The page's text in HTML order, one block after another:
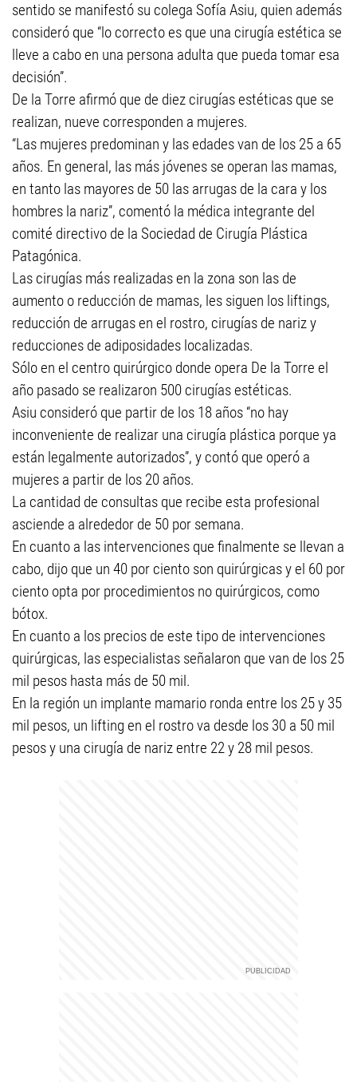
sentido se manifestó su colega Sofía Asiu, quien además
consideró que “lo correcto es que una cirugía estética se
lleve a cabo en una persona adulta que pueda tomar esa
decisión”.
De la Torre afirmó que de diez cirugías estéticas que se
realizan, nueve corresponden a mujeres.
“Las mujeres predominan y las edades van de los 25 a 65
años. En general, las más jóvenes se operan las mamas,
en tanto las mayores de 50 las arrugas de la cara y los
hombres la nariz”, comentó la médica integrante del
comité directivo de la Sociedad de Cirugía Plástica
Patagónica.
Las cirugías más realizadas en la zona son las de
aumento o reducción de mamas, les siguen los liftings,
reducción de arrugas en el rostro, cirugías de nariz y
reducciones de adiposidades localizadas.
Sólo en el centro quirúrgico donde opera De la Torre el
año pasado se realizaron 500 cirugías estéticas.
Asiu consideró que partir de los 18 años “no hay
inconveniente de realizar una cirugía plástica porque ya
están legalmente autorizados”, y contó que operó a
mujeres a partir de los 20 años.
La cantidad de consultas que recibe esta profesional
asciende a alrededor de 50 por semana.
En cuanto a las intervenciones que finalmente se llevan a
cabo, dijo que un 40 por ciento son quirúrgicas y el 60 por
ciento opta por procedimientos no quirúrgicos, como
bótox.
En cuanto a los precios de este tipo de intervenciones
quirúrgicas, las especialistas señalaron que van de los 25
mil pesos hasta más de 50 mil.
En la región un implante mamario ronda entre los 25 y 35
mil pesos, un lifting en el rostro va desde los 30 a 50 mil
pesos y una cirugía de nariz entre 22 y 28 mil pesos.